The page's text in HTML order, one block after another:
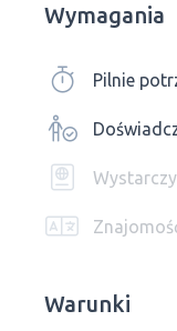
Wymagania
Pilnie
Warunki